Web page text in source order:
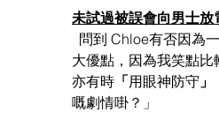
未試過被誤會向男士放
問到 Chloe有否因為
大優點，因為我笑點
亦有時 「用眼神防守 」
嘅劇情啩？」